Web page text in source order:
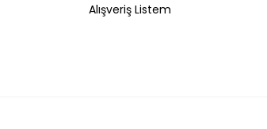
Alışveriş Listem